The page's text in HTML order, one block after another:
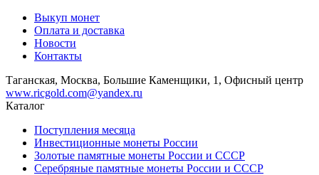
Выкуп монет
Оплата и доставка
Новости
Контакты
Таганская, Москва, Большие Каменщики, 1, Офисный центр
www.ricgold.com@yandex.ru
Каталог
Поступления месяца
Инвестиционные монеты России
Золотые памятные монеты России и СССР
Серебряные памятные монеты России и СССР